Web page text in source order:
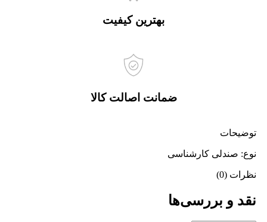
بهترین کیفیت
ضمانت اصالت کالا
توضیحات
نوع: صندلی کارشناسی
نظرات (0)
نقد و بررسی‌ها